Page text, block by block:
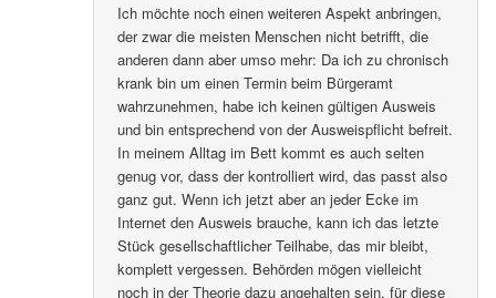
Ich möchte noch einen weiteren Aspekt anbringen,
der zwar die meisten Menschen nicht betrifft, die
anderen dann aber umso mehr: Da ich zu chronisch
krank bin um einen Termin beim Bürgeramt
wahrzunehmen, habe ich keinen gültigen Ausweis
und bin entsprechend von der Ausweispflicht befreit.
In meinem Alltag im Bett kommt es auch selten
genug vor, dass der kontrolliert wird, das passt also
ganz gut. Wenn ich jetzt aber an jeder Ecke im
Internet den Ausweis brauche, kann ich das letzte
Stück gesellschaftlicher Teilhabe, das mir bleibt,
komplett vergessen. Behörden mögen vielleicht
noch in der Theorie dazu angehalten sein, für diese